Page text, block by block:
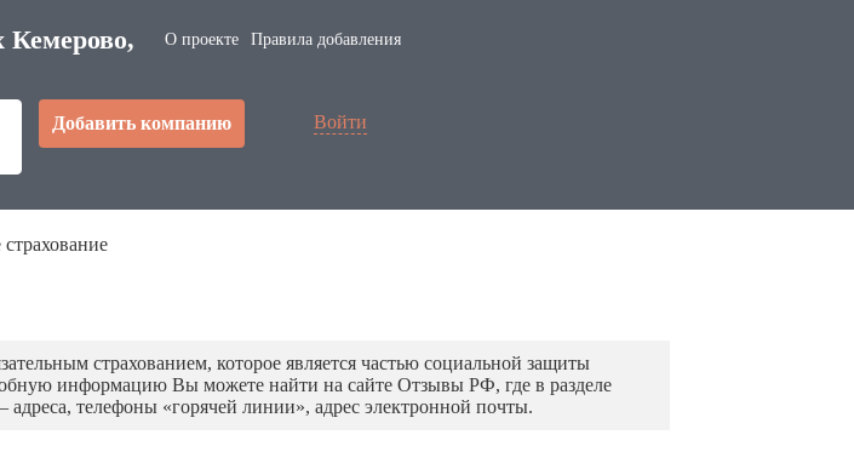
О проекте Правила добавления
Добавить компанию
Войти
страхованием, которое является частью социальной защиты
информацию Вы можете найти на сайте Отзывы РФ, где в разделе
телефоны «горячей линии», адрес электронной почты.